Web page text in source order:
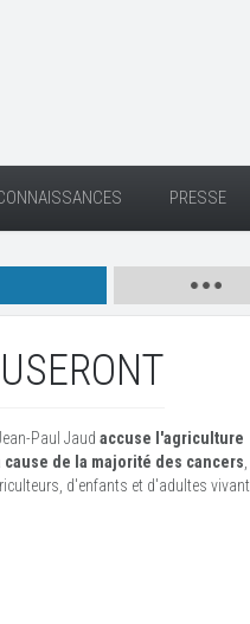
PRESSE
Paul Jaud accuse l'agriculture
de la majorité des cancers
d'enfants et d'adultes vivant